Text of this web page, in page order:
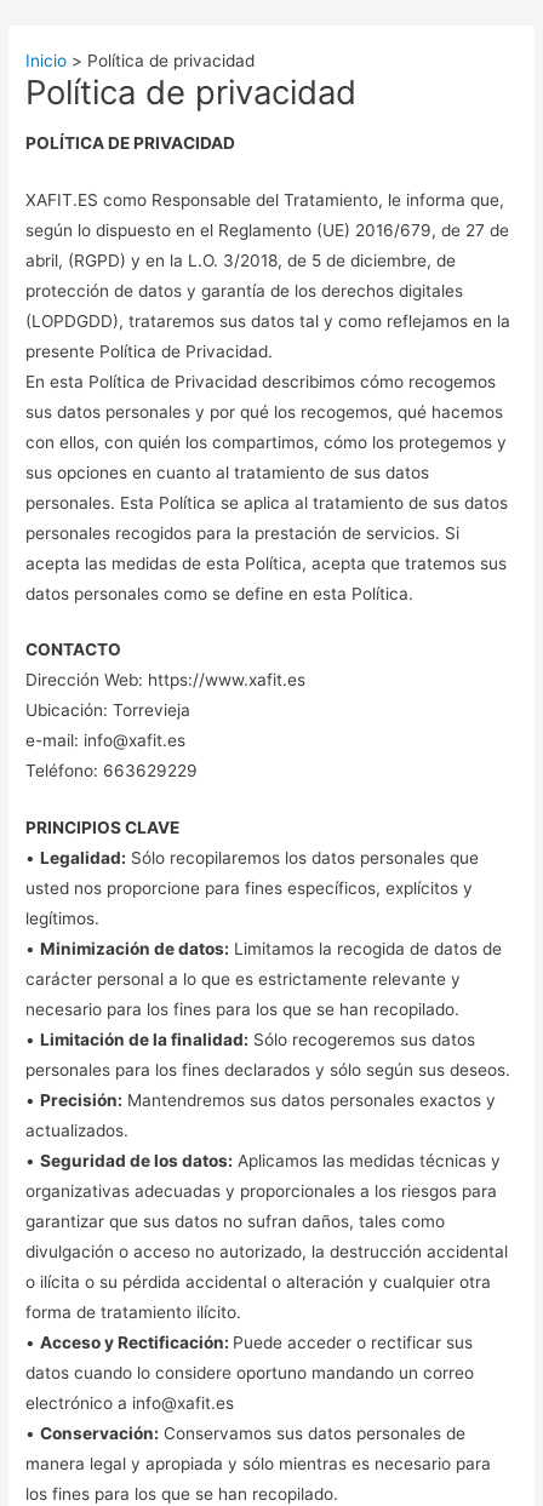
Inicio Política de privacidad
Política de privacidad
POLÍTICA DE PRIVACIDAD
XAFIT.ES como Responsable del Tratamiento, le informa que,
según lo dispuesto en el Reglamento (UE) 2016/679, de 27 de
abril, (RGPD) y en la L.O. 3/2018, de 5 de diciembre, de
protección de datos y garantía de los derechos digitales
(LOPDGDD), trataremos sus datos tal y como reflejamos en la
presente Política de Privacidad.
En esta Política de Privacidad describimos cómo recogemos
sus datos personales y por qué los recogemos, qué hacemos
con ellos, con quién los compartimos, cómo los protegemos y
sus opciones en cuanto al tratamiento de sus datos
personales. Esta Política se aplica al tratamiento de sus datos
personales recogidos para la prestación de servicios. Si
acepta las medidas de esta Política, acepta que tratemos sus
datos personales como se define en esta Política.
CONTACTO
Dirección Web: https://www.xafit.es
Ubicación: Torrevieja
e-mail: info@xafit.es
Teléfono: 663629229
PRINCIPIOS CLAVE
•Legalidad: Sólo recopilaremos los datos personales que
usted nos proporcione para fines específicos, explícitos y
legítimos.
•Minimización de datos: Limitamos la recogida de datos de
carácter personal a lo que es estrictamente relevante y
necesario para los fines para los que se han recopilado.
•Limitación de la finalidad: Sólo recogeremos sus datos
personales para los fines declarados y sólo según sus deseos.
•Precisión: Mantendremos sus datos personales exactos y
actualizados.
•Seguridad de los datos: Aplicamos las medidas técnicas y
organizativas adecuadas y proporcionales a los riesgos para
garantizar que sus datos no sufran daños, tales como
divulgación o acceso no autorizado, la destrucción accidental
o ilícita o su pérdida accidental o alteración y cualquier otra
forma de tratamiento ilícito.
•Acceso y Rectificación: Puede acceder o rectificar sus
datos cuando lo considere oportuno mandando un correo
electrónico a info@xafit.es
•Conservación: Conservamos sus datos personales de
manera legal y apropiada y sólo mientras es necesario para
los fines para los que se han recopilado.